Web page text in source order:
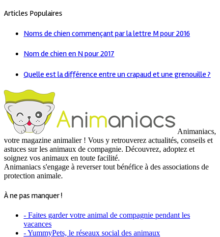
Articles Populaires
Noms de chien commençant par la lettre M pour 2016
Nom de chien en N pour 2017
Quelle est la différence entre un crapaud et une grenouille ?
Animaniacs,
votre magazine animalier ! Vous y retrouverez actualités, conseils et
astuces sur les animaux de compagnie. Découvrez, adoptez et
soignez vos animaux en toute facilité.
Animaniacs s'engage à reverser tout bénéfice à des associations de
protection animale.
À ne pas manquer !
- Faites garder votre animal de compagnie pendant les
vacances
- YummyPets, le réseaux social des animaux